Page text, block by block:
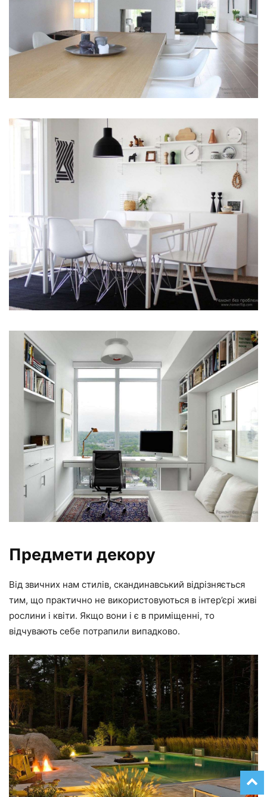
Предмети декору
Від звичних нам стилів, скандинавський відрізняється
тим, що практично не використовуються в інтер’єрі живі
рослини і квіти. Якщо вони і є в приміщенні, то
відчувають себе потрапили випадково.